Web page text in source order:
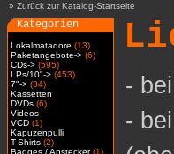
» Zurück zur Katalog-Startseite
Kategorien
Lokalmatadore (13)
Paketangebote-> (6)
CDs-> (595)
LPs/10"-> (453)
7"-> (34)
Kassetten
DVDs (6)
Videos
VCD (1)
Kapuzenpulli
T-Shirts (2)
Badges / Anstecker(1)
-
-